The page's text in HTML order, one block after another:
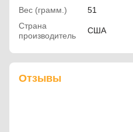
Вес (грамм.)
51
Страна
производитель
США
Отзывы